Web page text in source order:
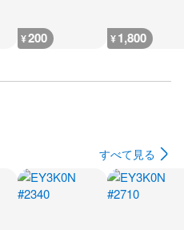
¥200 ¥1,800
すべて見る